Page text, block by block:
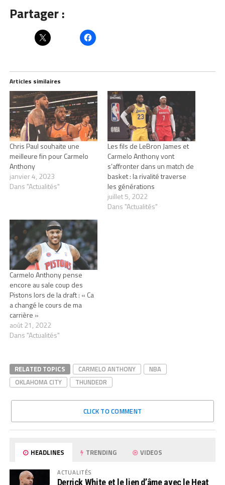
Partager :
Articles similaires
Chris Paul souhaite une
meilleure fin pour Carmelo
Anthony
janvier 4, 2023
Dans "Actualités"
Les fils de LeBron James et
Carmelo Anthony vont
s’affronter dans un match de
basket : la rivalité traverse
les générations
juillet 5, 2022
Dans "Actualités"
Carmelo Anthony pense
encore au sale coup des
Pistons lors de la draft : « Ca
a changé le cours de ma
carrière »
août 21, 2022
Dans "Actualités"
RELATED TOPICS CARMELO ANTHONY
NBA
OKLAHOMA CITY
THUNDEDR
CLICK TO COMMENT
HEADLINES TRENDING VIDEOS
ACTUALITÉS
Derrick White et le lien d’âme avec le Heat